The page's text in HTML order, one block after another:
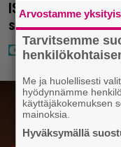
IS: Hjalliksen ja
supertähti
Arvostamme
Tarvitsemme
Me ja huolellisesti
hyödynnämme
käyttäjäkokemuksen
mainoksia.
Hyväksymällä